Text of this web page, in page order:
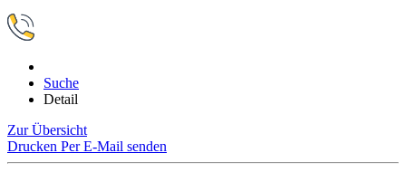
Suche
Detail
Zur Übersicht
Drucken Per E-Mail senden